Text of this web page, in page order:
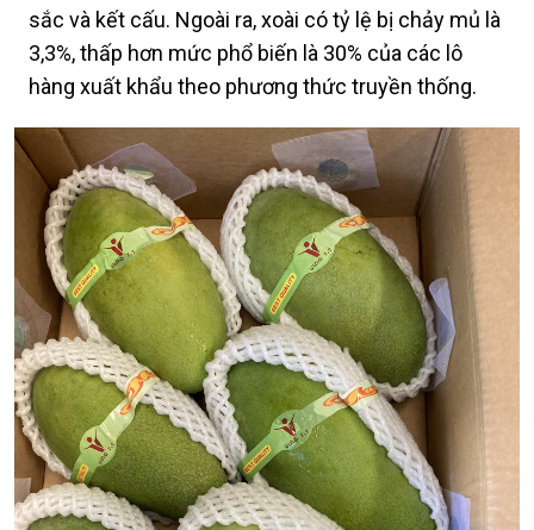
sắc và kết cấu. Ngoài ra, xoài có tỷ lệ bị chảy mủ là
3,3%, thấp hơn mức phổ biến là 30% của các lô
hàng xuất khẩu theo phương thức truyền thống.